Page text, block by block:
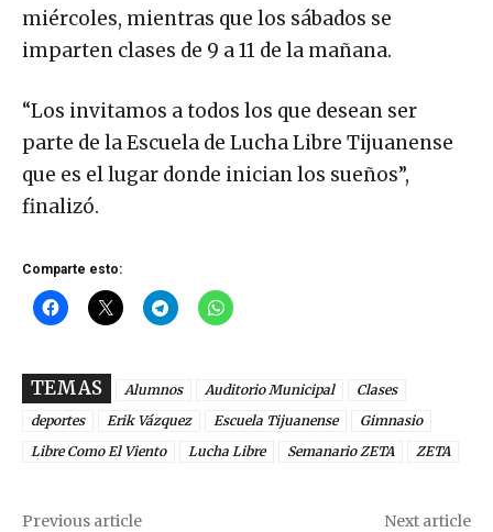
miércoles, mientras que los sábados se
imparten clases de 9 a 11 de la mañana.
“Los invitamos a todos los que desean ser
parte de la Escuela de Lucha Libre Tijuanense
que es el lugar donde inician los sueños”,
finalizó.
Comparte esto:
TEMAS Alumnos Auditorio Municipal
Clases
deportes
Erik Vázquez Escuela Tijuanense
Gimnasio
Libre Como El Viento
Lucha Libre Semanario ZETA ZETA
Previous article Next article